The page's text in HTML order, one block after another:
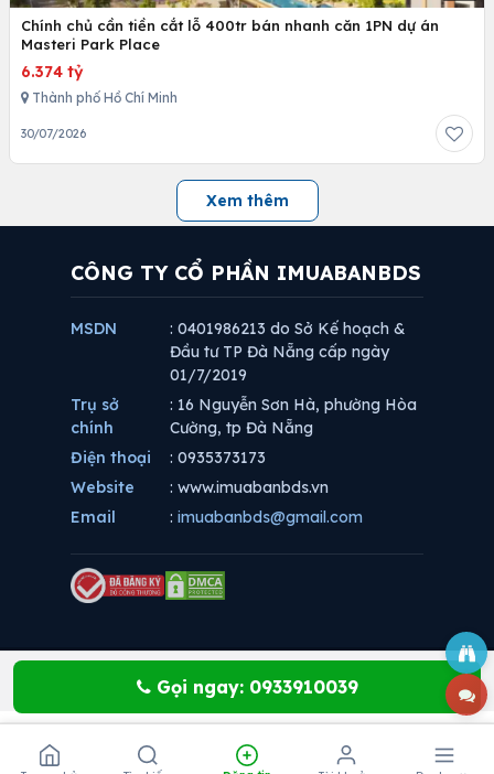
Chính chủ cần tiền cắt lỗ 400tr bán nhanh căn 1PN dự án
Masteri Park Place
6.374 tỷ
Thành phố Hồ Chí Minh
30/07/2026
Xem thêm
Gọi ngay: 0933910039
CÔNG TY CỔ PHẦN IMUABANBDS
MSDN
: 0401986213 do Sở Kế hoạch &
Đầu tư TP Đà Nẵng cấp ngày
01/7/2019
Trụ sở
chính
: 16 Nguyễn Sơn Hà, phường Hòa
Cường, tp Đà Nẵng
Điện thoại
: 0935373173
Website
: www.imuabanbds.vn
Email
: imuabanbds@gmail.com